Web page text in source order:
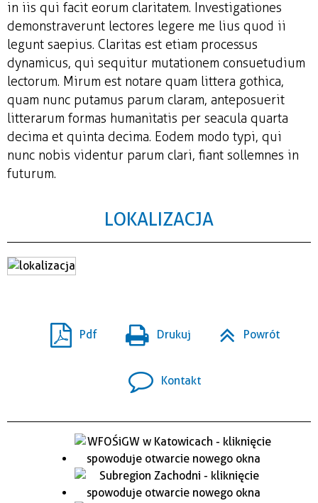
in iis qui facit eorum claritatem. Investigationes
demonstraverunt lectores legere me lius quod ii
legunt saepius. Claritas est etiam processus
dynamicus, qui sequitur mutationem consuetudium
lectorum. Mirum est notare quam littera gothica,
quam nunc putamus parum claram, anteposuerit
litterarum formas humanitatis per seacula quarta
decima et quinta decima. Eodem modo typi, qui
nunc nobis videntur parum clari, fiant sollemnes in
futurum.
LOKALIZACJA
Pdf Drukuj Powrót
Kontakt